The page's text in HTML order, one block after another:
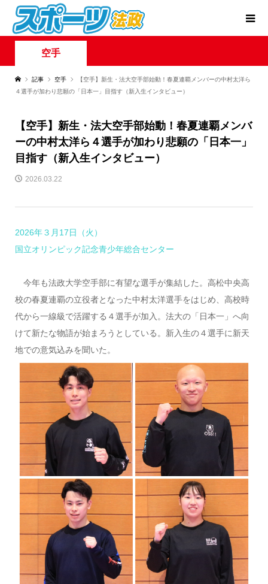
空手
記事 空手
【空手】新生・法大空手部始動！春夏連覇メンバーの中村太洋ら
４選手が加わり悲願の「日本一」目指す（新入生インタビュー）
【空手】新生・法大空手部始動！春夏連覇メンバ
ーの中村太洋ら４選手が加わり悲願の「日本一」
目指す（新入生インタビュー）
2026.03.22
2026年３月17日（火）
国立オリンピック記念青少年総合センター
今年も法政大学空手部に有望な選手が集結した。高松中央高
校の春夏連覇の立役者となった中村太洋選手をはじめ、高校時
代から一線級で活躍する４選手が加入。法大の「日本一」へ向
けて新たな物語が始まろうとしている。新入生の４選手に新天
地での意気込みを聞いた。